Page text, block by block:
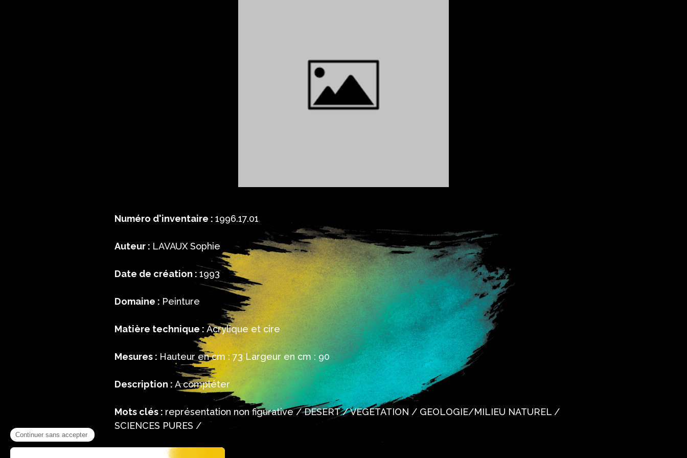
Numéro d'inventaire : 1996.17.01
Auteur : LAVAUX Sophie
Date de création : 1993
Domaine : Peinture
Matière technique : Acrylique et cire
Mesures : Hauteur en cm : 73 Largeur en cm : 90
Description :A compléter
Mots clés : représentation non figurative / DESERT / VEGETATION / GEOLOGIE/MILIEU NATUREL /
SCIENCES PURES /